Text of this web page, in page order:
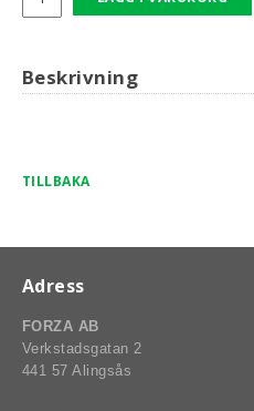
Beskrivning
TILLBAKA
Adress
FORZA AB
Verkstadsgatan 2
441 57 Alingsås